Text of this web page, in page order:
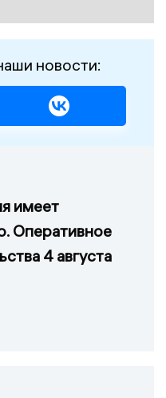
новости:
имеет
Оперативное
4 августа